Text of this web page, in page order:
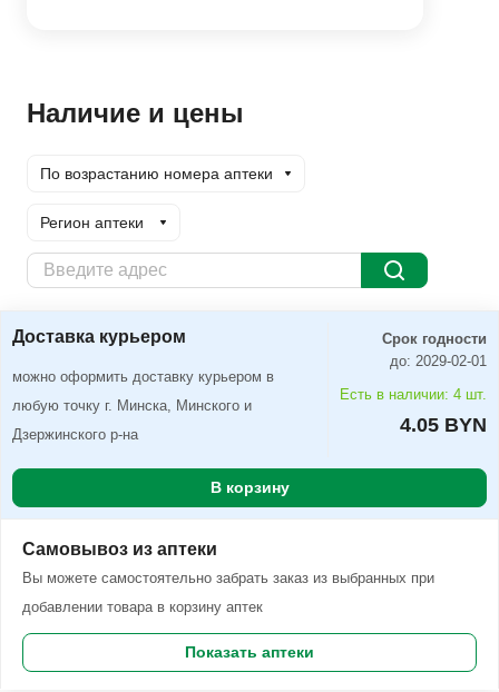
Наличие и цены
По возрастанию номера аптеки
Регион аптеки
Доставка курьером Заказать
Доставка курьером
можно оформить доставку курьером в
любую точку г. Минска, Минского и
Дзержинского р-на
Срок годности
до: 2029-02-01
Есть в наличии: 4 шт.
4.05 BYN
В корзину
Самовывоз из аптеки
Вы можете самостоятельно забрать заказ из выбранных при
добавлении товара в корзину аптек
Показать аптеки